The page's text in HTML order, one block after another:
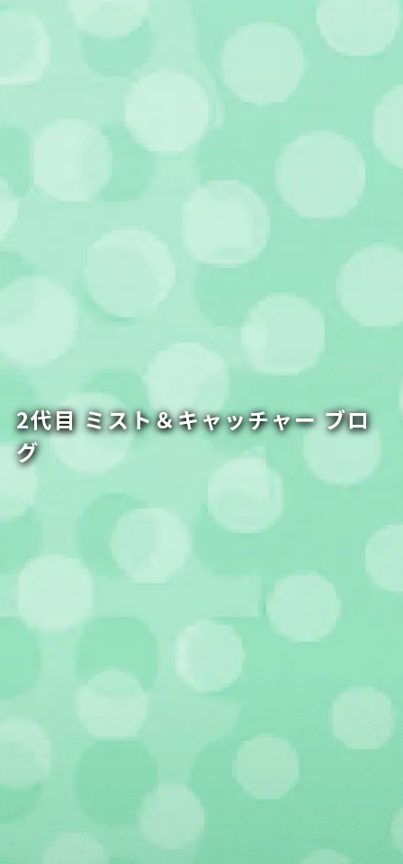
2代目 ミスト＆キャッチャー ブロ
グ